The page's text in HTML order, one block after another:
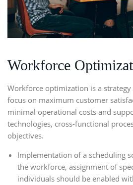
Workforce
Workforce optimization is a
focus on maximum customer
minimal operational costs and
technologies, cross-functional
objectives.
Implementation of a scheduling
the workforce, assignment of
individuals should be enabled